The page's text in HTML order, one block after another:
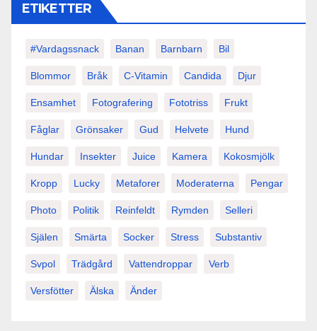
ETIKETTER
#vardagssnack Banan Barnbarn Bil
Blommor Bråk C-Vitamin Candida Djur
Ensamhet Fotografering Fototriss Frukt
Fåglar Grönsaker Gud Helvete Hund
Hundar Insekter Juice Kamera Kokosmjölk
Kropp Lucky Metaforer Moderaterna Pengar
Photo Politik Reinfeldt Rymden Selleri
Själen Smärta Socker Stress Substantiv
Svpol Trädgård Vattendroppar Verb
Versfötter Älska Änder